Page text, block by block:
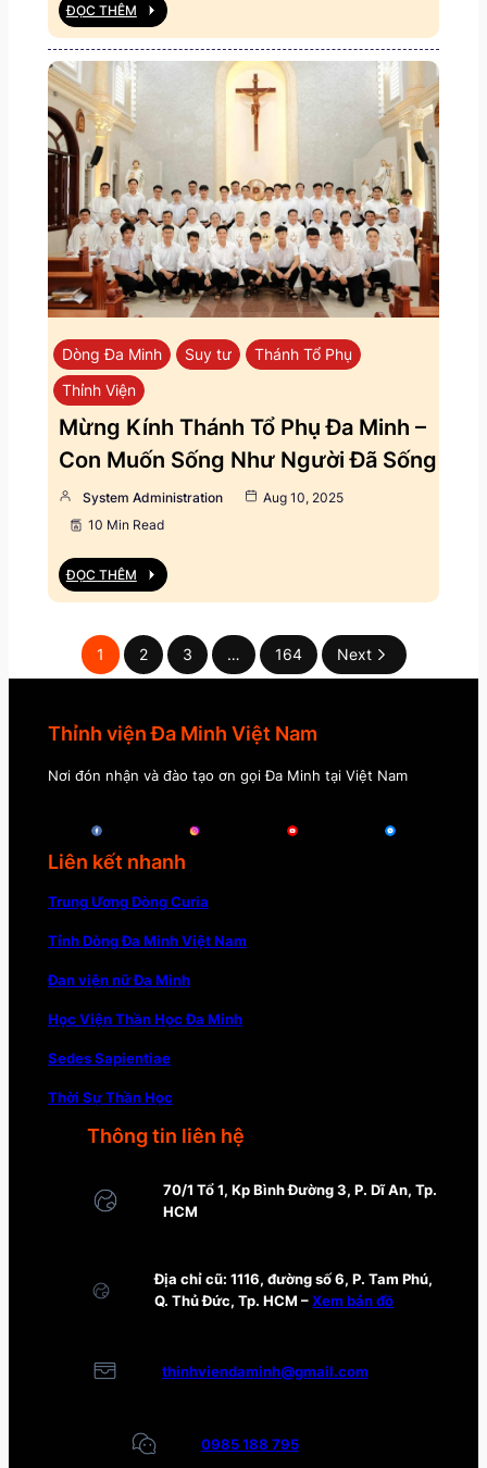
ĐỌC THÊM
Dòng Đa Minh Suy tư
Thánh Tổ Phụ
Thỉnh Viện
Mừng Kính Thánh Tổ Phụ Đa Minh –
Con Muốn Sống Như Người Đã Sống
System Administration
Aug 10, 2025
10 Min Read
ĐỌC THÊM
1 2 3 … 164 Next
Thỉnh viện Đa Minh Việt Nam
Nơi đón nhận và đào tạo ơn gọi Đa Minh tại Việt Nam
Liên kết nhanh
Trung Ương Dòng Curia
Tỉnh Dòng Đa Minh Việt Nam
Đan viện nữ Đa Minh
Học Viện Thần Học Đa Minh
Sedes Sapientiae
Thời Sự Thần Học
Thông tin liên hệ
70/1 Tổ 1, Kp Bình Đường 3, P. Dĩ An, Tp.
HCM
Địa chỉ cũ: 1116, đường số 6, P. Tam Phú,
Q. Thủ Đức, Tp. HCM –Xem bản đồ
thinhviendaminh@gmail.com
0985 188 795